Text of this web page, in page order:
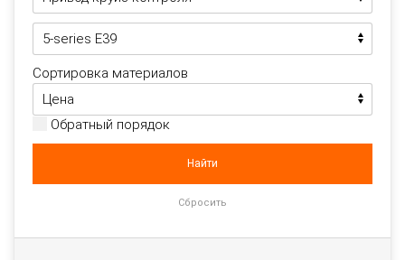
Сортировка материалов
Обратный порядок